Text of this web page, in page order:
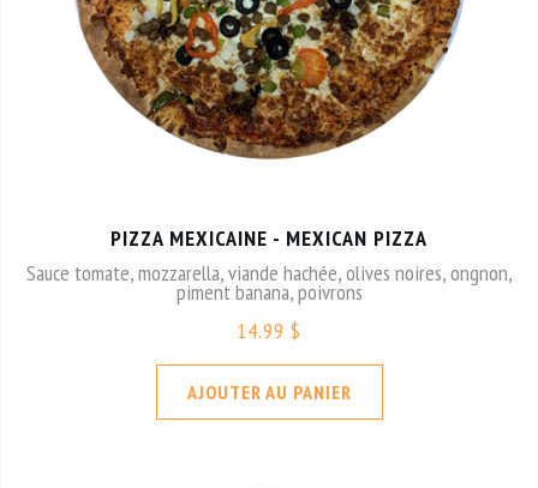
PIZZA MEXICAINE - MEXICAN PIZZA
Sauce tomate, mozzarella, viande hachée, olives noires, ongnon,
piment banana, poivrons
14.99 $
AJOUTER AU PANIER